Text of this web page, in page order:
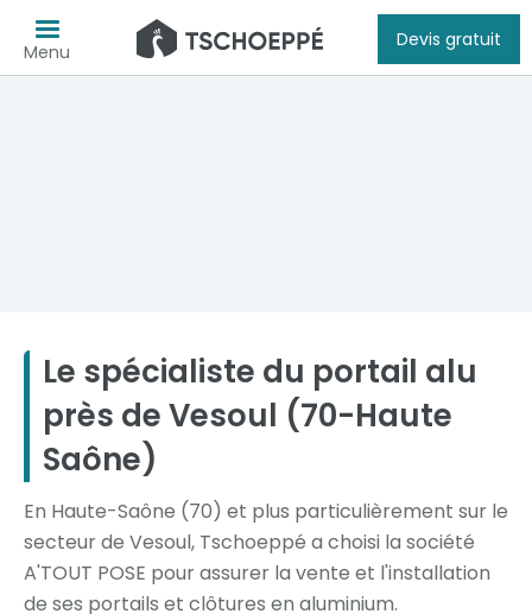
Menu
Devis gratuit
Le spécialiste du portail alu
près de Vesoul (70-Haute
Saône)
En Haute-Saône (70) et plus particulièrement sur le
secteur de Vesoul, Tschoeppé a choisi la société
A'TOUT POSE pour assurer la vente et l'installation
de ses portails et clôtures en aluminium.